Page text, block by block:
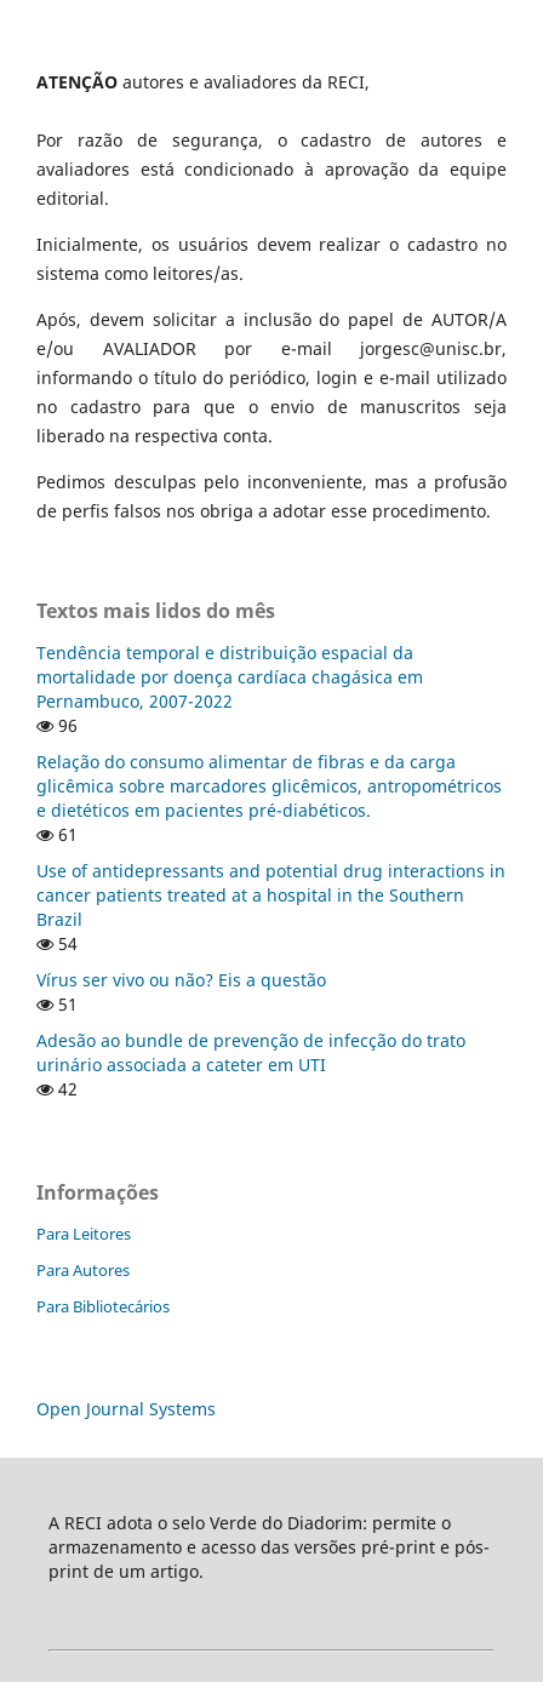
ATENÇÃO autores e avaliadores da RECI,
Por razão de segurança, o cadastro de autores e
avaliadores está condicionado à aprovação da equipe
editorial.
Inicialmente, os usuários devem realizar o cadastro no
sistema como leitores/as.
Após, devem solicitar a inclusão do papel de AUTOR/A
e/ou AVALIADOR por e-mail jorgesc@unisc.br,
informando o título do periódico, login e e-mail utilizado
no cadastro para que o envio de manuscritos seja
liberado na respectiva conta.
Pedimos desculpas pelo inconveniente, mas a profusão
de perfis falsos nos obriga a adotar esse procedimento.
Textos mais lidos do mês
Tendência temporal e distribuição espacial da
mortalidade por doença cardíaca chagásica em
Pernambuco, 2007-2022
96
Relação do consumo alimentar de fibras e da carga
glicêmica sobre marcadores glicêmicos, antropométricos
e dietéticos em pacientes pré-diabéticos.
61
Use of antidepressants and potential drug interactions in
cancer patients treated at a hospital in the Southern
Brazil
54
Vírus ser vivo ou não? Eis a questão
51
Adesão ao bundle de prevenção de infecção do trato
urinário associada a cateter em UTI
42
Informações
Para Leitores
Para Autores
Para Bibliotecários
Open Journal Systems
A RECI adota o selo Verde do Diadorim: permite o
armazenamento e acesso das versões pré-print e pós-
print de um artigo.